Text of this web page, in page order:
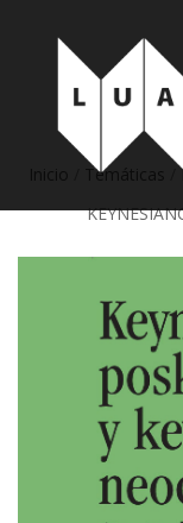
Temáticas /